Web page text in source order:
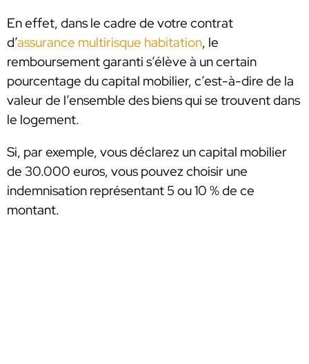
En effet, dans le cadre de votre contrat
d’assurance multirisque habitation, le
remboursement garanti s’élève à un certain
pourcentage du capital mobilier, c’est-à-dire de la
valeur de l’ensemble des biens qui se trouvent dans
le logement.
Si, par exemple, vous déclarez un capital mobilier
de 30.000 euros, vous pouvez choisir une
indemnisation représentant 5 ou 10 % de ce
montant.